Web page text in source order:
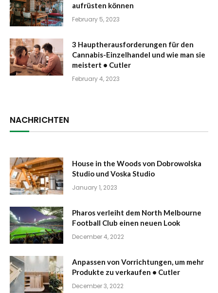
aufrüsten können
February 5, 2023
3 Hauptherausforderungen für den
Cannabis-Einzelhandel und wie man sie
meistert • Cutler
February 4, 2023
NACHRICHTEN
House in the Woods von Dobrowolska
Studio und Voska Studio
January 1, 2023
Pharos verleiht dem North Melbourne
Football Club einen neuen Look
December 4, 2022
Anpassen von Vorrichtungen, um mehr
Produkte zu verkaufen • Cutler
December 3, 2022